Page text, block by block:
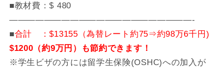
■教材費：$ 480
—————————————————————-
■合計 ：$13155（為替レート約75⇒約98万6千円)
$1200（約9万円）も節約できます！
※学生ビザの方には留学生保険(OSHC)への加入が